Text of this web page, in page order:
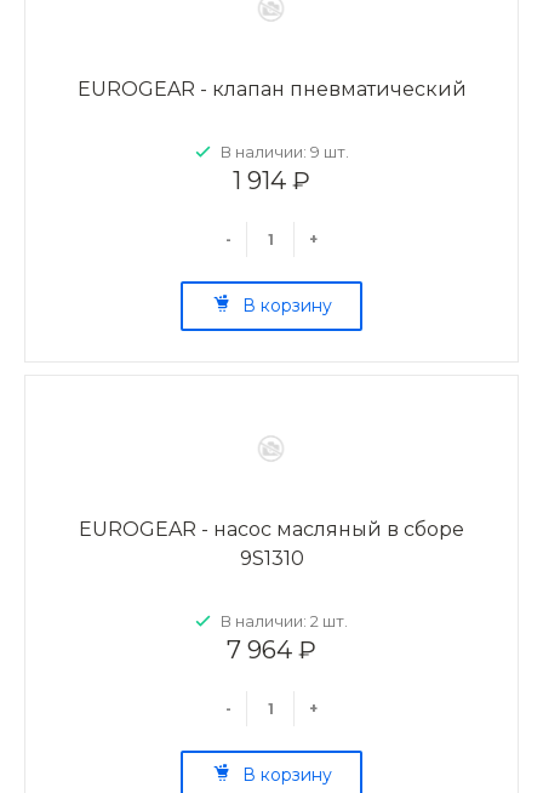
EUROGEAR - клапан пневматический
В наличии: 9 шт.
1 914 ₽
- +
В корзину
EUROGEAR - насос масляный в сборе
9S1310
В наличии: 2 шт.
7 964 ₽
- +
В корзину